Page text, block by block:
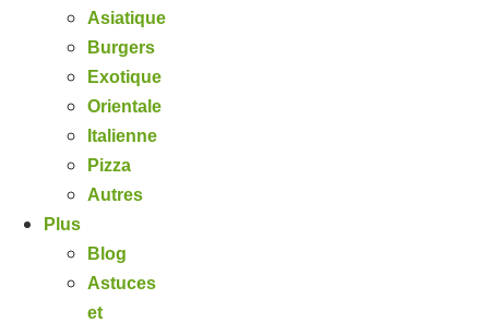
Asiatique
Burgers
Exotique
Orientale
Italienne
Pizza
Autres
Plus
Blog
Astuces
et